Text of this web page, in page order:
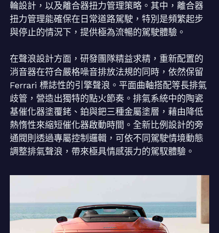
輪設計，以及離合器扭力管理策略。其中，離合器
扭力管理能確保在日常道路駕駛，特別是頻繁起步
與停止的情況下，提供極為流暢的駕駛體驗。
在聲浪設計方面，研發團隊精益求精，重新配置的
消音器在符合嚴格噪音排放法規的同時，依然保留
Ferrari 標誌性的引擎聲浪。平面曲軸搭配等長排氣
歧管，營造出獨特的點火節奏。排氣系統中的陶瓷
基催化器塗覆銠、鉑與鈀三種金屬塗層，藉由降低
熱惰性來縮短催化器啟動時間。全新比例設計的旁
通閥則透過專屬控制邏輯，可依不同駕駛情境動態
調整排氣聲浪，帶來極具情感張力的駕馭體驗。